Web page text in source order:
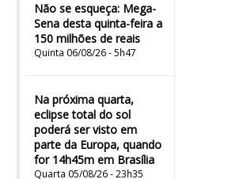
Não se esqueça: Mega-
Sena desta quinta-feira a
150 milhões de reais
Quinta 06/08/26 - 5h47
Na próxima quarta,
eclipse total do sol
poderá ser visto em
parte da Europa, quando
for 14h45m em Brasília
Quarta 05/08/26 - 23h35